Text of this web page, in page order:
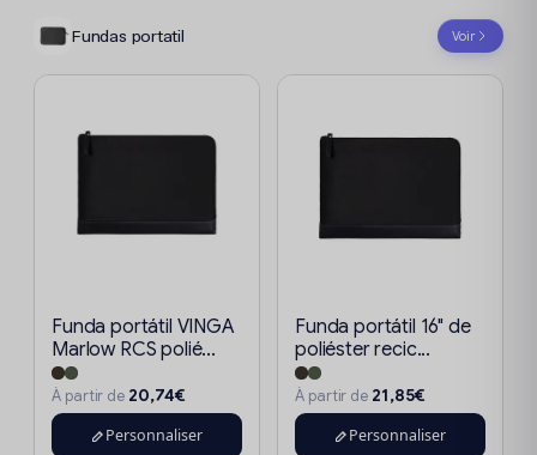
Fundas portatil Voir
Funda portátil VINGA
Marlow RCS polié...
À partir de 20,74€
Personnaliser
Funda portátil 16" de
poliéster recic...
À partir de 21,85€
Personnaliser